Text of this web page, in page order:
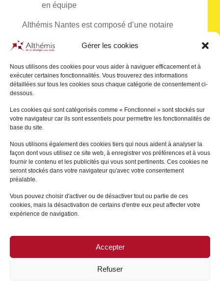
Gérer les cookies
Nous utilisons des cookies pour vous aider à naviguer efficacement et à
exécuter certaines fonctionnalités. Vous trouverez des informations
détaillées sur tous les cookies sous chaque catégorie de consentement ci-
dessous.
Les cookies qui sont catégorisés comme « Fonctionnel » sont stockés sur
votre navigateur car ils sont essentiels pour permettre les fonctionnalités de
base du site.
Nous utilisons également des cookies tiers qui nous aident à analyser la
façon dont vous utilisez ce site web, à enregistrer vos préférences et à vous
fournir le contenu et les publicités qui vous sont pertinents. Ces cookies ne
seront stockés dans votre navigateur qu'avec votre consentement
préalable.
Vous pouvez choisir d'activer ou de désactiver tout ou partie de ces
cookies, mais la désactivation de certains d'entre eux peut affecter votre
expérience de navigation.
Accepter
Refuser
en équipe
Althémis Nantes est composé d’une notaire
collaboratrices.
Vous souhaitez participer au développement d’un
Office récemment créé, au sein d’un groupe
notarial national ? Rejoignez-nous !
Candidater par email